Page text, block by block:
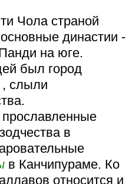
Чола страной
династии -
на юге.
был город
, слыли
в
в Канчипураме. Ко
относится и